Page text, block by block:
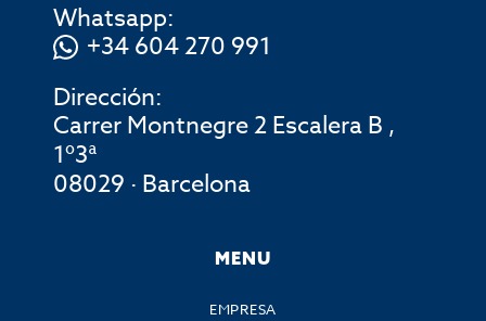
Whatsapp:
+34 604 270 991
Dirección:
Carrer Montnegre 2 Escalera B ,
1º3ª
08029 · Barcelona
MENU
EMPRESA